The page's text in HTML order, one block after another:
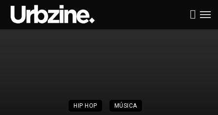
HIP HOP MÚSICA